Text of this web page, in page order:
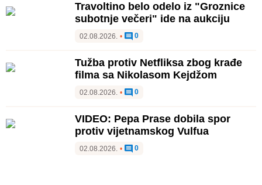
Travoltino belo odelo iz "Groznice
subotnje večeri" ide na aukciju
02.08.2026. • 0
Tužba protiv Netfliksa zbog krađe
filma sa Nikolasom Kejdžom
02.08.2026. • 0
VIDEO: Pepa Prase dobila spor
protiv vijetnamskog Vulfua
02.08.2026. • 0